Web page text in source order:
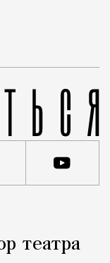
День
театра